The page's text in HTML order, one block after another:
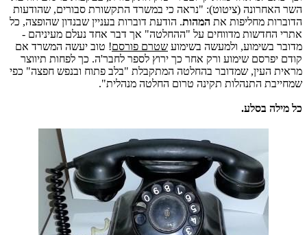
השר האחרונה (ציטוט): "נראה כי במשרד התקשורת סבורים, שהודעות
הדוברות מחליפות את המהות. הודעת דוברות בעניין שבנדון שהופצה, כל
אתרי החדשות מדווחים על "ההחלטה" אך דבר אחד נעלם מעיניהם -
מדובר בשימוע, ולמעשה בשימוע שטרם פורסם! טוב יעשה המשרד אם
קודם יפרסם שימוע ורק אחר כך ירוץ לספר לחבר'ה. כך לפחות תיווצר
מראית העין, שמדובר בהחלטה המתקבלת "בלב פתוח ובנפש חפצה" כפי
שמחייבת התנהלות תקינה טרום החלטה מנהלית".
כל מילה בסלע.